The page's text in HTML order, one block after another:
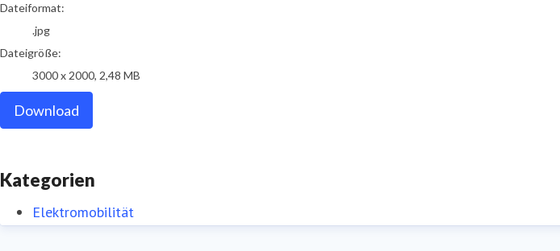
Dateiformat:
.jpg
Dateigröße:
3000 x 2000, 2,48 MB
Download
Kategorien
Elektromobilität